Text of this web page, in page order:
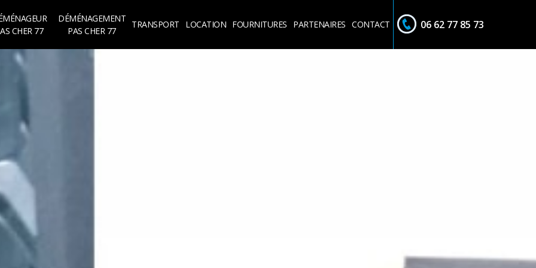
CHER 77
DÉMÉNAGEMENT
PAS CHER 77
TRANSPORT LOCATION FOURNITURES PARTENAIRES CONTACT 06 62 77 85 73